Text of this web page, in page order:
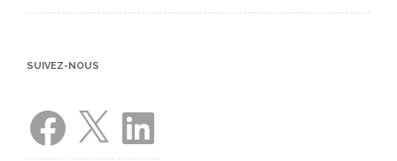
SUIVEZ-NOUS
Facebook LinkedIn